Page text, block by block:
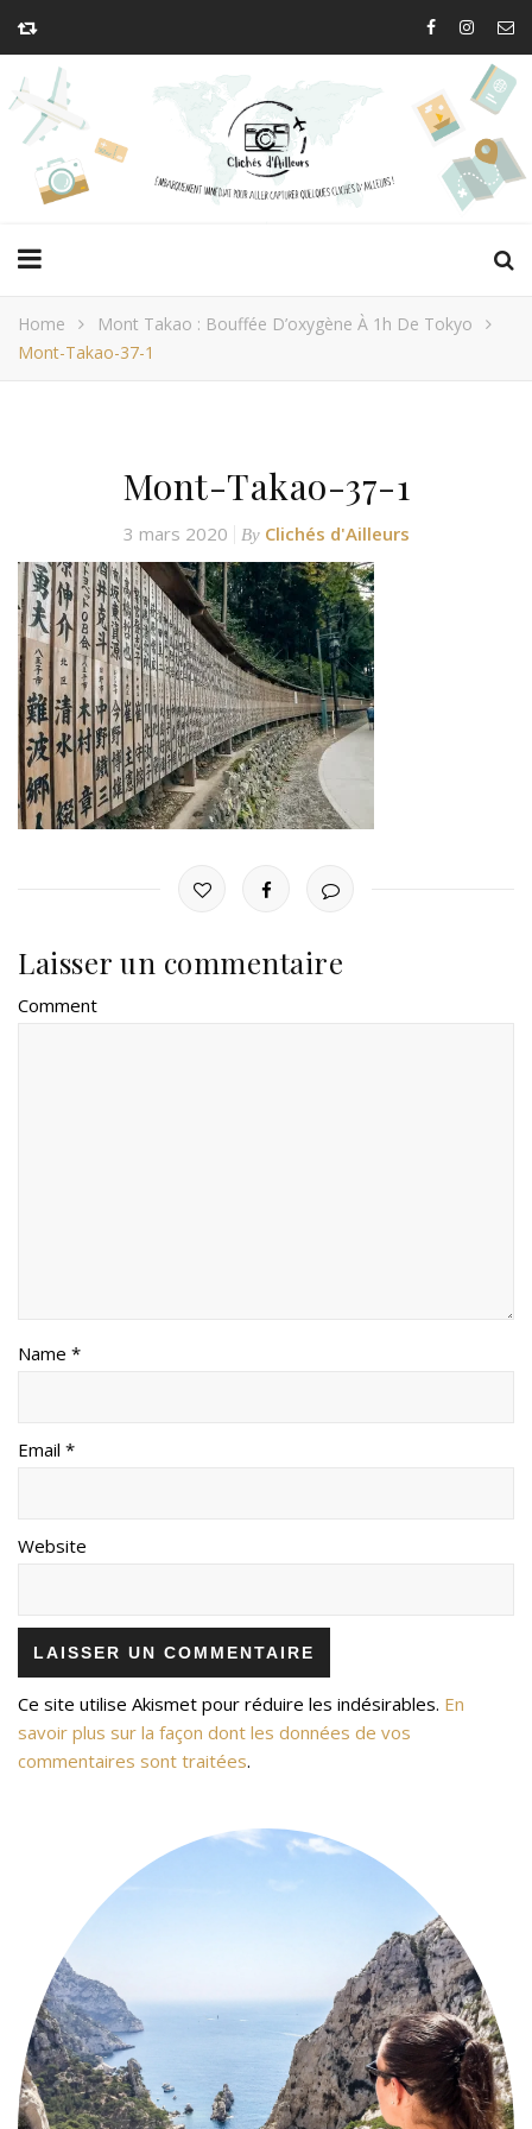
Home
Mont Takao : Bouffée D’oxygène À 1h De Tokyo
Mont-Takao-37-1
Mont-Takao-37-1
3 mars 2020 By Clichés d'Ailleurs
Laisser un commentaire
Comment
Name *
Email *
Website
Ce site utilise Akismet pour réduire les indésirables. En
savoir plus sur la façon dont les données de vos
commentaires sont traitées.